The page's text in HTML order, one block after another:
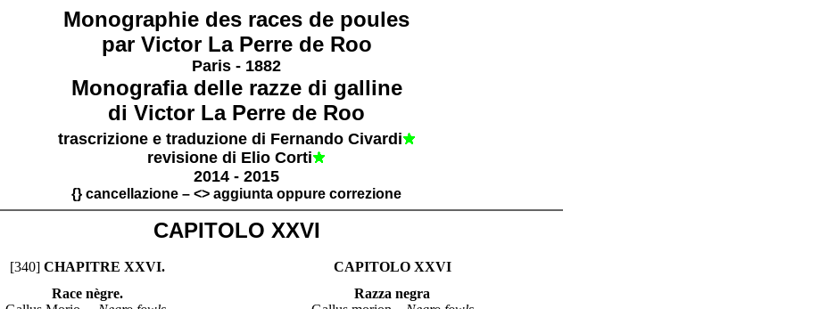
Monographie des races de poules
par Victor La Perre de Roo
Paris - 1882
Monografia delle razze di galline
di Victor La Perre de Roo
trascrizione e traduzione di Fernando Civardi
revisione di Elio Corti
2014 - 2015
{} cancellazione – <> aggiunta oppure correzione
CAPITOLO XXVI
[340] CHAPITRE XXVI.
CAPITOLO XXVI
Race nègre.
Razza negra